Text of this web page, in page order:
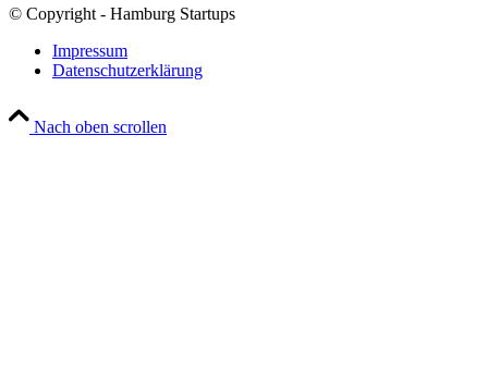
© Copyright - Hamburg Startups
Impressum
Datenschutzerklärung
Nach oben scrollen